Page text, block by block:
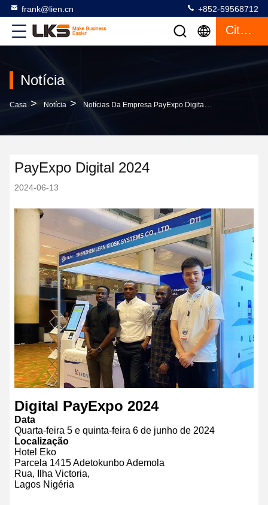
frank@lien.cn +852-59568712
Citações
Notícia
Casa > Notícia > Notícias Da Empresa PayExpo Digital 2024
PayExpo Digital 2024
2024-06-13
Digital PayExpo 2024
Data
Quarta-feira 5 e quinta-feira 6 de junho de 2024
Localização
Hotel Eko
Parcela 1415 Adetokunbo Ademola
Rua, Ilha Victoria,
Lagos Nigéria